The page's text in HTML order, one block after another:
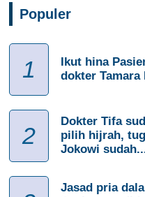
Populer
1
Ikut hina
dokter Tamara
2
Dokter Tifa
pilih hijrah,
Jokowi
Jasad pria